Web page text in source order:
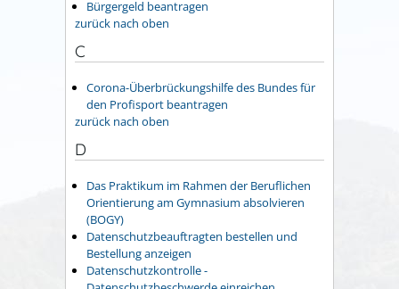
Bürgergeld beantragen
zurück nach oben
C
Corona-Überbrückungshilfe des Bundes für
den Profisport beantragen
zurück nach oben
D
Das Praktikum im Rahmen der Beruflichen
Orientierung am Gymnasium absolvieren
(BOGY)
Datenschutzbeauftragten bestellen und
Bestellung anzeigen
Datenschutzkontrolle -